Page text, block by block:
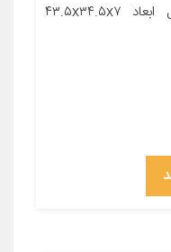
معرفی محصول جزئیات محصول ابعاد ۴۳.۵x۳۴.۵x۷